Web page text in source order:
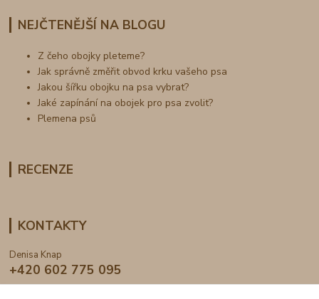
NEJČTENĚJŠÍ NA BLOGU
Z čeho obojky pleteme?
Jak správně změřit obvod krku vašeho psa
Jakou šířku obojku na psa vybrat?
Jaké zapínání na obojek pro psa zvolit?
Plemena psů
RECENZE
KONTAKTY
Denisa Knap
+420 602 775 095